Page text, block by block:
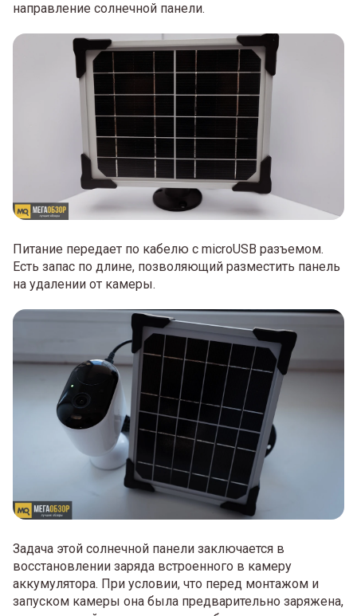
направление солнечной панели.
Питание передает по кабелю с microUSB разъемом.
Есть запас по длине, позволяющий разместить панель
на удалении от камеры.
Задача этой солнечной панели заключается в
восстановлении заряда встроенного в камеру
аккумулятора. При условии, что перед монтажом и
запуском камеры она была предварительно заряжена,